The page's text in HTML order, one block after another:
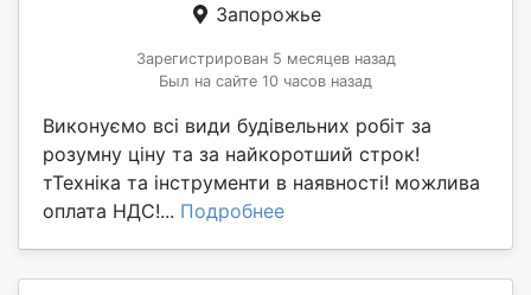
Запорожье
Зарегистрирован 5 месяцев назад
Был на сайте 10 часов назад
Виконуємо всі види будівельних робіт за
розумну ціну та за найкоротший строк!
тТехніка та інструменти в наявності! можлива
оплата НДС!... Подробнее